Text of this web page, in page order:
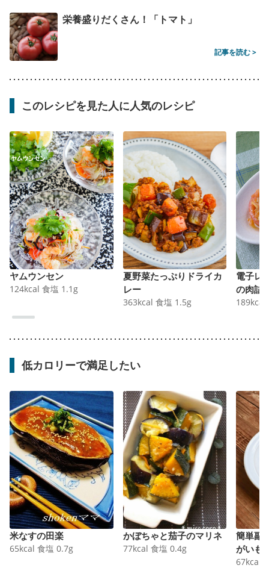
栄養盛りだくさん！「トマト」
記事を読む >
このレシピを見た人に人気のレシピ
ヤムウンセン
124kcal 食塩 1.1 g
夏野菜たっぷりドライカ
レー
363kcal 食塩 1.5g
電子レ
の肉詰
189kcal
低カロリーで満足したい
米なすの田楽
65kcal 食塩 0.7g
かぼちゃと茄子のマリネ
77kcal 食塩 0.4g
簡単副
がいも
67kcal